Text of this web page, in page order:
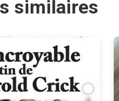
similaires